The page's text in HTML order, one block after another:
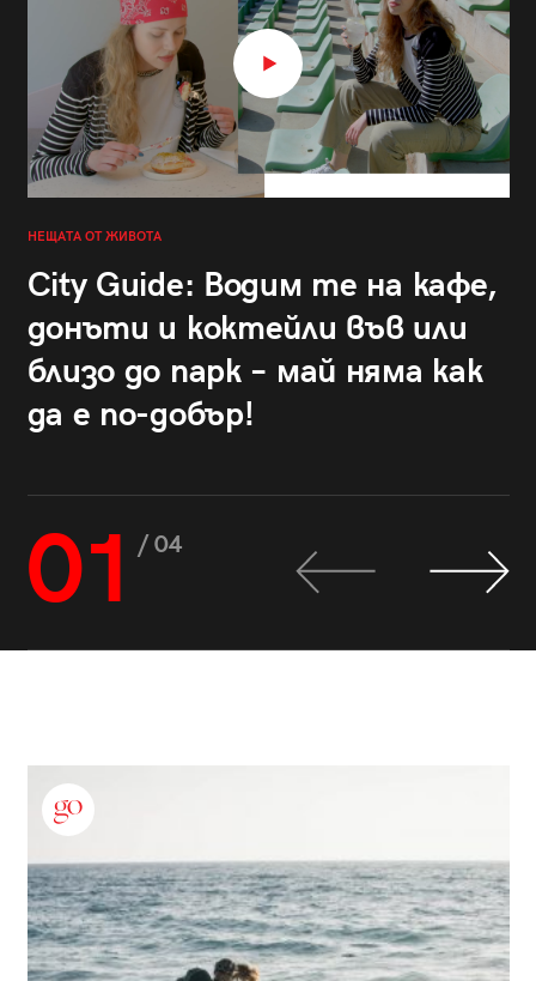
НЕЩАТА ОТ ЖИВОТА
City Guide: Водим те на кафе,
донъти и коктейли във или
близо до парк – май няма как
да е по-добър!
01 / 04